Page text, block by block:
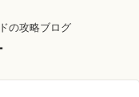
の攻略ブログ